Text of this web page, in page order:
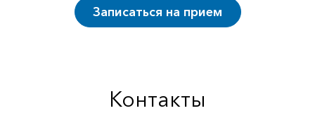
Записаться на прием
Контакты